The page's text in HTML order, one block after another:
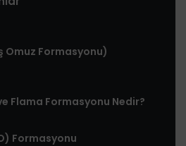
Omuz Formasyonu)
Flama Formasyonu Nedir?
Formasyonu